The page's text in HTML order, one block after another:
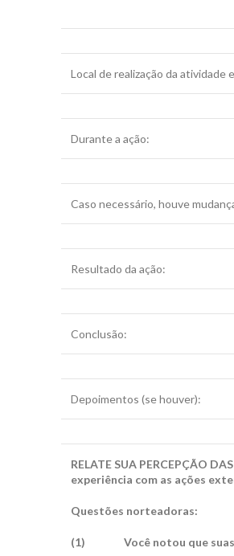
Local de realização da atividade
Durante a ação:
Caso necessário, houve
Resultado da ação:
Conclusão:
Depoimentos (se houver):
RELATE SUA PERCEPÇÃO
experiência com as ações
Questões norteadoras:
(1) Você notou que